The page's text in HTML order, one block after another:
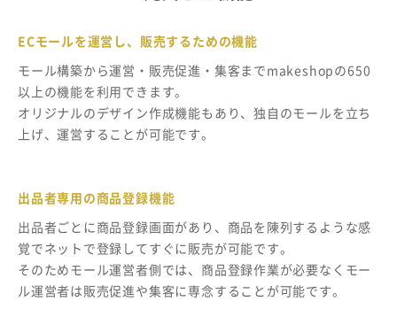
ECモールを運営し、販売するための機能
モール構築から運営・販売促進・集客までmakeshopの650
以上の機能を利用できます。
オリジナルのデザイン作成機能もあり、独自のモールを立ち
上げ、運営することが可能です。
出品者専用の商品登録機能
出品者ごとに商品登録画面があり、商品を陳列するような感
覚でネットで登録してすぐに販売が可能です。
そのためモール運営者側では、商品登録作業が必要なくモー
ル運営者は販売促進や集客に専念することが可能です。